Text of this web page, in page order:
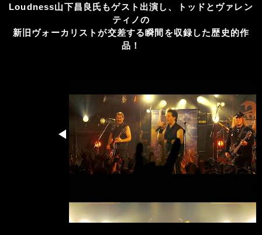
Loudness山下昌良氏もゲスト出演し、トッドとヴァレン
ティノの
新旧ヴォーカリストが交差する瞬間を収録した歴史的作
品！